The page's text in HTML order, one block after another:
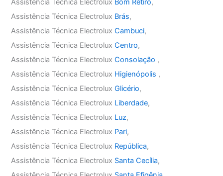
Assistência Técnica Electrolux Bom Retiro,
Assistência Técnica Electrolux Brás,
Assistência Técnica ElectroluxCambuci,
Assistência Técnica ElectroluxCentro,
Assistência Técnica ElectroluxConsolação ,
Assistência Técnica Electrolux Higienópolis ,
Assistência Técnica ElectroluxGlicério,
Assistência Técnica Electrolux Liberdade,
Assistência Técnica Electrolux Luz,
Assistência Técnica Electrolux Pari,
Assistência Técnica Electrolux República,
Assistência Técnica Electrolux Santa Cecília,